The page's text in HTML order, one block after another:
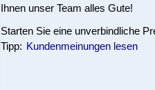
Ihnen unser Team alles Gute!
Starten Sie eine unverbindliche
Tipp: Kundenmeinungen lesen